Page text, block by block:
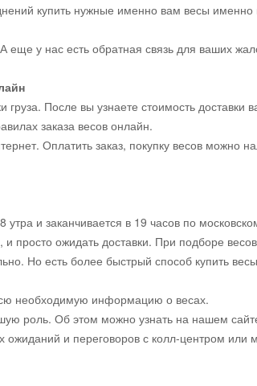
купить нужные именно вам весы
у нас есть обратная связь для ваших
После вы узнаете стоимость
заказа весов онлайн.
Оплатить заказ, покупку весов можно
и заканчивается в 19 часов по
, и просто ожидать доставки. При подборе
Но есть более быстрый способ купить
необходимую информацию о весах.
роль. Об этом можно узнать на нашем
ожиданий и переговоров с колл-центром или